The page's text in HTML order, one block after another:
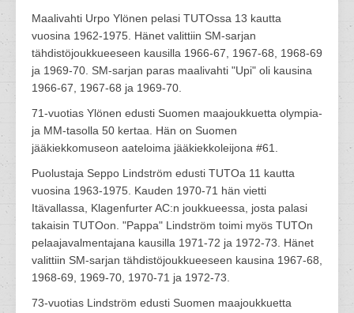
Maalivahti Urpo Ylönen pelasi TUTOssa 13 kautta
vuosina 1962-1975. Hänet valittiin SM-sarjan
tähdistöjoukkueeseen kausilla 1966-67, 1967-68, 1968-69
ja 1969-70. SM-sarjan paras maalivahti "Upi" oli kausina
1966-67, 1967-68 ja 1969-70.
71-vuotias Ylönen edusti Suomen maajoukkuetta olympia-
ja MM-tasolla 50 kertaa. Hän on Suomen
jääkiekkomuseon aateloima jääkiekkoleijona #61.
Puolustaja Seppo Lindström edusti TUTOa 11 kautta
vuosina 1963-1975. Kauden 1970-71 hän vietti
Itävallassa, Klagenfurter AC:n joukkueessa, josta palasi
takaisin TUTOon. "Pappa" Lindström toimi myös TUTOn
pelaajavalmentajana kausilla 1971-72 ja 1972-73. Hänet
valittiin SM-sarjan tähdistöjoukkueeseen kausina 1967-68,
1968-69, 1969-70, 1970-71 ja 1972-73.
73-vuotias Lindström edusti Suomen maajoukkuetta